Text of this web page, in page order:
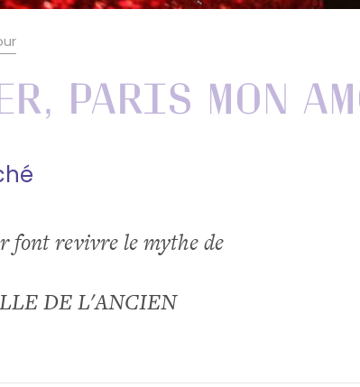
Paris mon
font revivre le mythe de
DE L'ANCIEN